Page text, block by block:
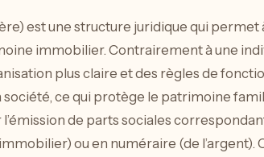
est une structure juridique qui permet
immobilier. Contrairement à une
plus claire et des règles de
ce qui protège le patrimoine
de parts sociales
ou en numéraire (de